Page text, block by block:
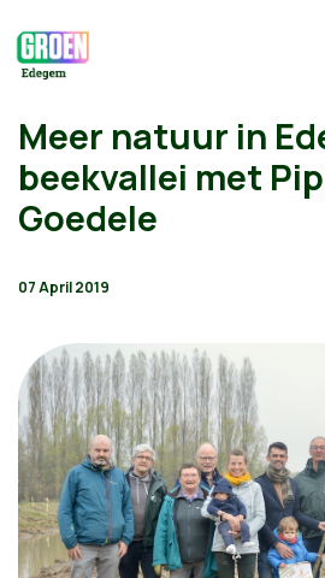
Meer natuur in
beekvallei met
Goedele
07 April 2019